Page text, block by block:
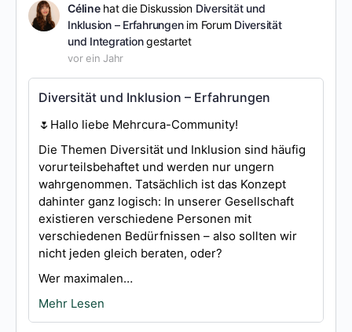
Célinehat die Diskussion Diversität und
Inklusion – Erfahrungenim Forum Diversität
und Integrationgestartet
vor ein Jahr
Diversität und Inklusion – Erfahrungen
🌷Hallo liebe Mehrcura-Community!
Die Themen Diversität und Inklusion sind häufig
vorurteilsbehaftet und werden nur ungern
wahrgenommen. Tatsächlich ist das Konzept
dahinter ganz logisch: In unserer Gesellschaft
existieren verschiedene Personen mit
verschiedenen Bedürfnissen – also sollten wir
nicht jeden gleich beraten, oder?
Wer maximalen…
Mehr Lesen